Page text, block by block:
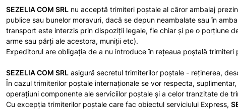
SEZELIA COM SRL nu acceptă trimiteri poştale al căror ambalaj
publice sau bunelor moravuri, dacă se depun neambalate sau în
transport este interzis prin dispoziţii legale, fie chiar şi pe o porţiune
arme sau părţi ale acestora, muniţii etc).
Expeditorul are obligaţia de a nu introduce în reţeaua poştală
SEZELIA COM SRL asigură secretul trimiterilor poştale - reţinerea,
În cazul trimiterilor poştale internaţionale se vor respecta,
operaţiuni componente ale serviciilor poştale şi a celor tranzitate de
Cu excepţia trimiterilor poştale care fac obiectul serviciului Express,